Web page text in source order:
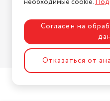
Разработка
необходимые cookie.
Согласен на
Отказаться от